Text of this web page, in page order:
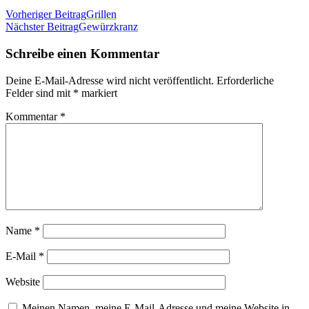
Vorheriger BeitragGrillen
Nächster BeitragGewürzkranz
Schreibe einen Kommentar
Deine E-Mail-Adresse wird nicht veröffentlicht. Erforderliche
Felder sind mit * markiert
Kommentar *
Name *
E-Mail *
Website